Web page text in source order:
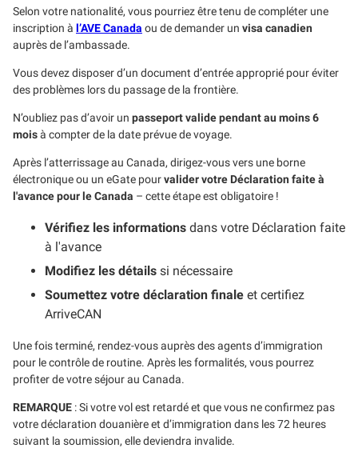
Selon votre nationalité, vous pourriez être tenu de compléter une
inscription à l’AVE Canada ou de demander un visa canadien
auprès de l’ambassade.
Vous devez disposer d’un document d’entrée approprié pour éviter
des problèmes lors du passage de la frontière.
N’oubliez pas d’avoir un passeport valide pendant au moins 6
moisà compter de la date prévue de voyage.
Après l’atterrissage au Canada, dirigez-vous vers une borne
électronique ou un eGate pourvalider votre Déclaration faite à
l'avance pour le Canada – cette étape est obligatoire !
Vérifiez les informations dans votre Déclaration faite
à l'avance
Modifiez les détails si nécessaire
Soumettez votre déclaration finale et certifiez
ArriveCAN
Une fois terminé, rendez-vous auprès des agents d’immigration
pour le contrôle de routine. Après les formalités, vous pourrez
profiter de votre séjour au Canada.
REMARQUE : Si votre vol est retardé et que vous ne confirmez pas
votre déclaration douanière et d’immigration dans les 72 heures
suivant la soumission, elle deviendra invalide.